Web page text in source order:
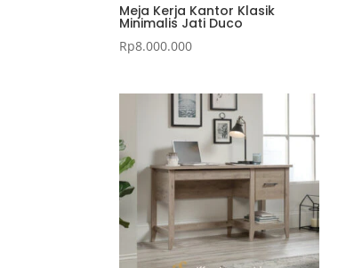
Meja Kerja Kantor Klasik
Minimalis Jati Duco
Rp8.000.000